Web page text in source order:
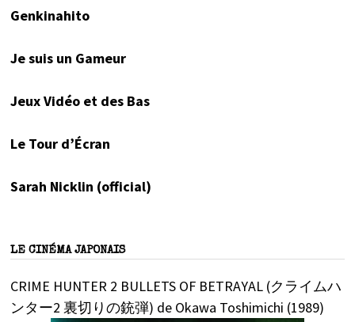
Genkinahito
Je suis un Gameur
Jeux Vidéo et des Bas
Le Tour d’Écran
Sarah Nicklin (official)
LE CINÉMA JAPONAIS
CRIME HUNTER 2 BULLETS OF BETRAYAL (クライムハ
ンター2 裏切りの銃弾) de Okawa Toshimichi (1989)